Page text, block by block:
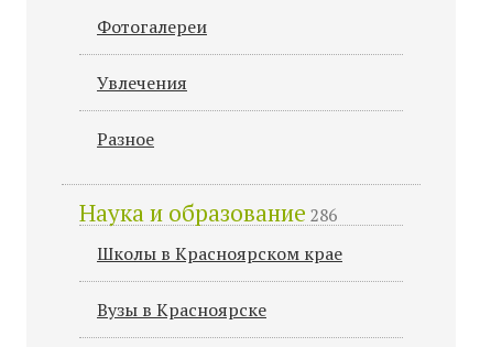
Фотогалереи
Увлечения
Разное
Наука и образование 286
Школы в Красноярском крае
Вузы в Красноярске